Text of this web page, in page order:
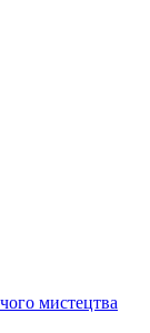
мистецтва